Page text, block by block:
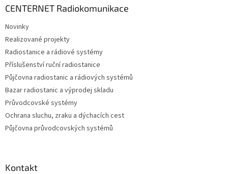
CENTERNET Radiokomunikace
Novinky
Realizované projekty
Radiostanice a rádiové systémy
Příslušenství ruční radiostanice
Půjčovna radiostanic a rádiových systémů
Bazar radiostanic a výprodej skladu
Průvodcovské systémy
Ochrana sluchu, zraku a dýchacích cest
Půjčovna průvodcovských systémů
Kontakt